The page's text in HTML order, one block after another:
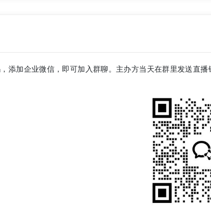
添加企业微信，即可加入群聊。主办方当天在群里发送直播